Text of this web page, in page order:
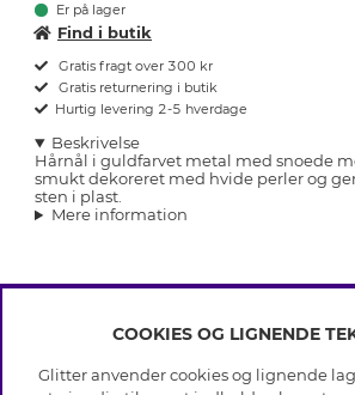
Er på lager
Find i butik
Gratis fragt over 300 kr
Gratis returnering i butik
Hurtig levering 2-5 hverdage
Beskrivelse
Hårnål i guldfarvet metal med snoede
smukt dekoreret med hvide perler og
sten i plast.
Mere information
INFO
Betingelser
COOKIES OG LIGNENDE
Glitter anvender cookies og lignende